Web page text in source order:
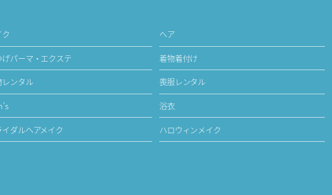
ク ヘア
げパーマ・エクステ 着物着付け
レンタル 喪服レンタル
浴衣
イダルヘアメイク ハロウィンメイク